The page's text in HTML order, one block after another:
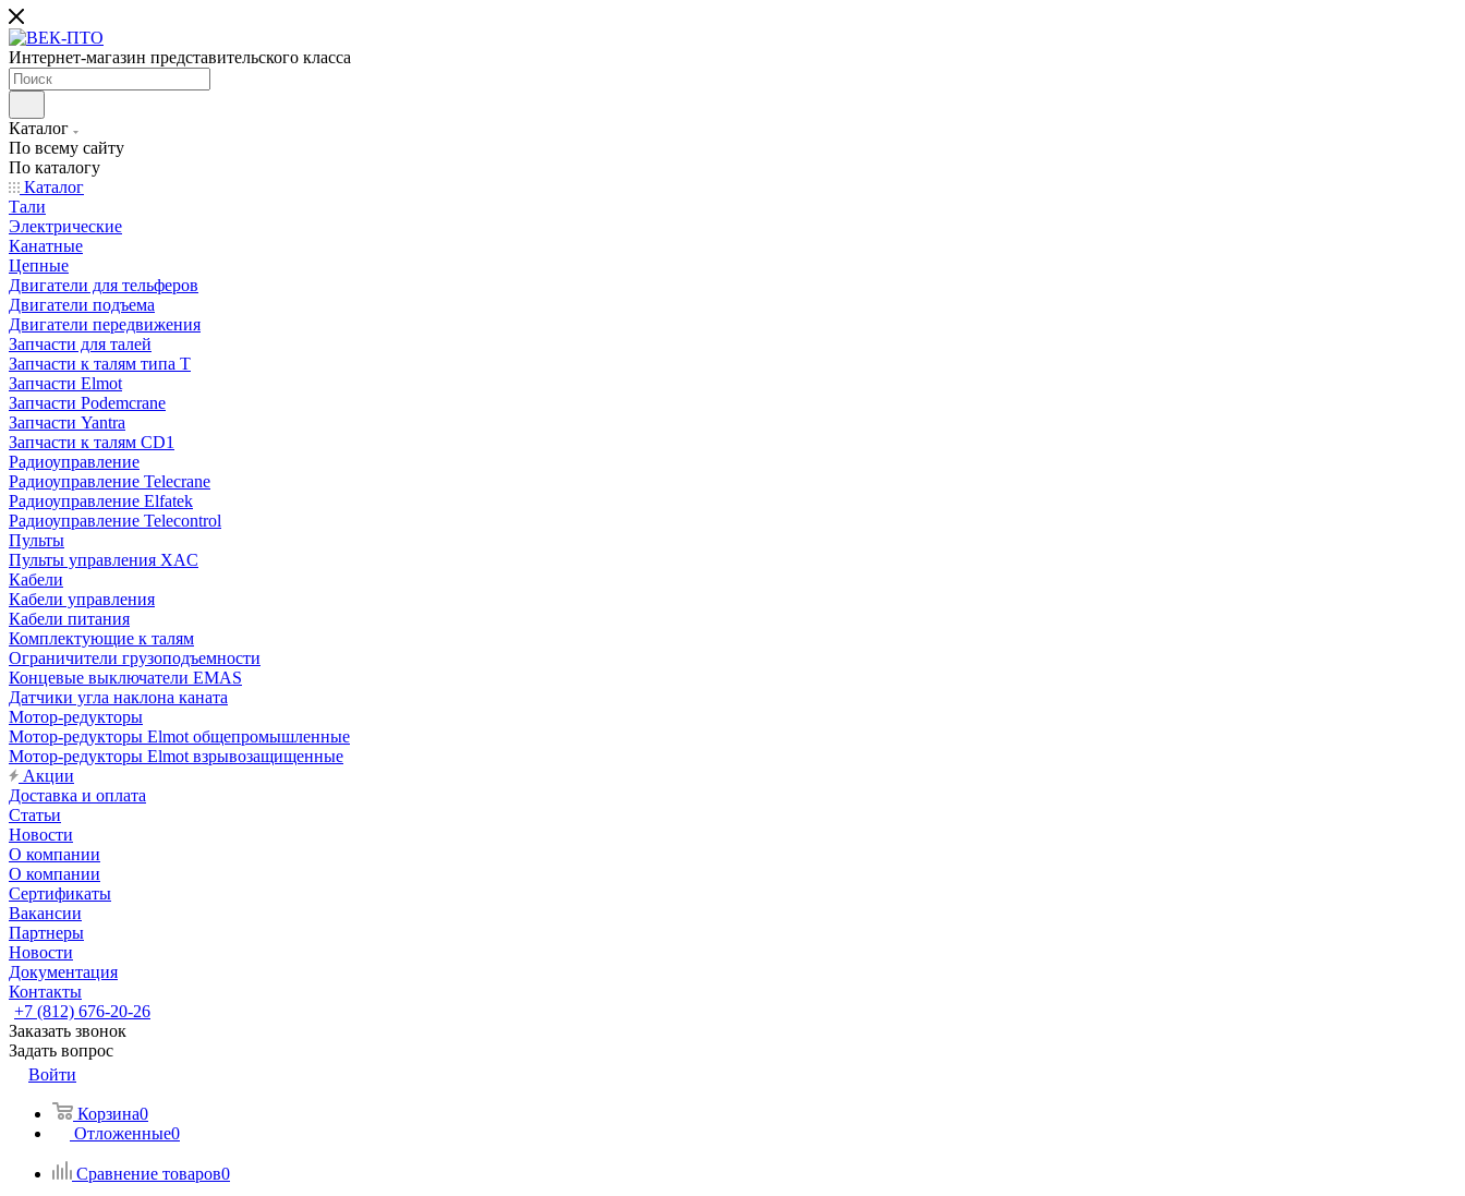
Интернет-магазин представительского класса
Каталог
По всему сайту
По каталогу
Каталог
Тали
Электрические
Канатные
Цепные
Двигатели для тельферов
Двигатели подъема
Двигатели передвижения
Запчасти для талей
Запчасти к талям типа Т
Запчасти Elmot
Запчасти Podemcrane
Запчасти Yantra
Запчасти к талям CD1
Радиоуправление
Радиоуправление Telecrane
Радиоуправление Elfatek
Радиоуправление Telecontrol
Пульты
Пульты управления XAC
Кабели
Кабели управления
Кабели питания
Комплектующие к талям
Ограничители грузоподъемности
Концевые выключатели EMAS
Датчики угла наклона каната
Мотор-редукторы
Мотор-редукторы Elmot общепромышленные
Мотор-редукторы Elmot взрывозащищенные
Акции
Доставка и оплата
Статьи
Новости
О компании
О компании
Сертификаты
Вакансии
Партнеры
Новости
Документация
Контакты
+7 (812) 676-20-26
Заказать звонок
Задать вопрос
Войти
Корзина0
Отложенные0
Сравнение товаров0